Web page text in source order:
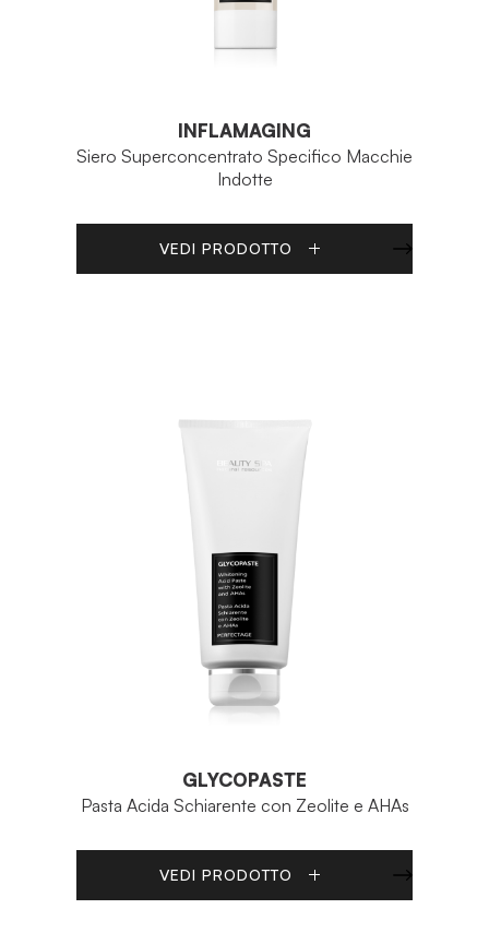
INFLAMAGING
Siero Superconcentrato Specifico Macchie
Indotte
VEDI PRODOTTO
GLYCOPASTE
Pasta Acida Schiarente con Zeolite e AHAs
VEDI PRODOTTO